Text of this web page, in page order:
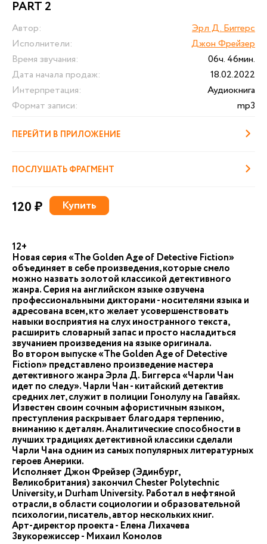
PART 2
Автор:
Эрл Д. Биггерс
Исполнители:
Джон Фрейзер
Время звучания:
06ч. 46мин.
Дата начала продаж:
18.02.2022
Интерпретация:
Аудиокнига
Формат записи:
mp3
ПЕРЕЙТИ В ПРИЛОЖЕНИЕ
ПОСЛУШАТЬ ФРАГМЕНТ
120 ₽ Купить
12+
Новая серия «The Golden Age of Detective Fiction»
объединяет в себе произведения, которые смело
можно назвать золотой классикой детективного
жанра. Серия на английском языке озвучена
профессиональными дикторами - носителями языка и
адресована всем, кто желает усовершенствовать
навыки восприятия на слух иностранного текста,
расширить словарный запас и просто насладиться
звучанием произведения на языке оригинала.
Во втором выпуске «The Golden Age of Detective
Fiction» представлено произведение мастера
детективного жанра Эрла Д. Биггерса «Чарли Чан
идет по следу». Чарли Чан - китайский детектив
средних лет, служит в полиции Гонолулу на Гавайях.
Известен своим сочным афористичным языком,
преступления раскрывает благодаря терпению,
вниманию к деталям. Аналитические способности в
лучших традициях детективной классики сделали
Чарли Чана одним из самых популярных литературных
героев Америки.
Исполняет Джон Фрейзер (Эдинбург,
Великобритания) закончил Chester Polytechnic
University, и Durham University. Работал в нефтяной
отрасли, в области социологии и образовательной
психологии, писатель, автор нескольких книг.
Арт-директор проекта - Елена Лихачева
Звукорежиссер - Михаил Комолов